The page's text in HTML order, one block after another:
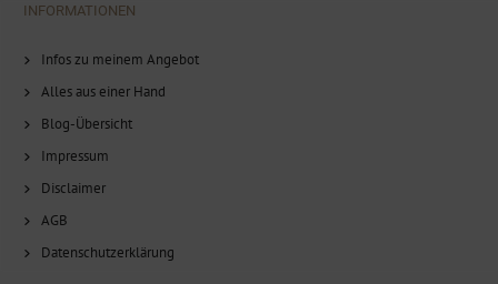
INFORMATIONEN
Infos zu meinem Angebot
Alles aus einer Hand
Blog-Übersicht
Impressum
Disclaimer
AGB
Datenschutzerklärung